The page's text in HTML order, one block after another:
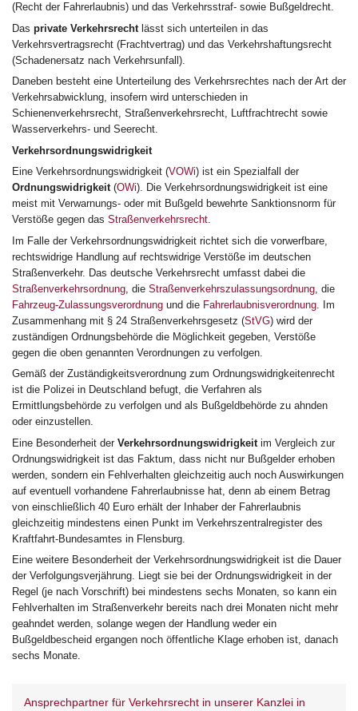
(Recht der Fahrerlaubnis) und das Verkehrsstraf- sowie Bußgeldrecht.
Das private Verkehrsrecht lässt sich unterteilen in das
Verkehrsvertragsrecht (Frachtvertrag) und das Verkehrshaftungsrecht
(Schadenersatz nach Verkehrsunfall).
Daneben besteht eine Unterteilung des Verkehrsrechtes nach der Art der
Verkehrsabwicklung, insofern wird unterschieden in
Schienenverkehrsrecht, Straßenverkehrsrecht, Luftfrachtrecht sowie
Wasserverkehrs- und Seerecht.
Verkehrsordnungswidrigkeit
Eine Verkehrsordnungswidrigkeit (VOWi) ist ein Spezialfall der
Ordnungswidrigkeit(OWi). Die Verkehrsordnungswidrigkeit ist eine
meist mit Verwarnungs- oder mit Bußgeld bewehrte Sanktionsnorm für
Verstöße gegen das Straßenverkehrsrecht.
Im Falle der Verkehrsordnungswidrigkeit richtet sich die vorwerfbare,
rechtswidrige Handlung auf rechtswidrige Verstöße im deutschen
Straßenverkehr. Das deutsche Verkehrsrecht umfasst dabei die
Straßenverkehrsordnung , die Straßenverkehrszulassungsordnung , die
Fahrzeug-Zulassungsverordnung und die Fahrerlaubnisverordnung . Im
Zusammenhang mit § 24 Straßenverkehrsgesetz (StVG) wird der
zuständigen Ordnungsbehörde die Möglichkeit gegeben, Verstöße
gegen die oben genannten Verordnungen zu verfolgen.
Gemäß der Zuständigkeitsverordnung zum Ordnungswidrigkeitenrecht
ist die Polizei in Deutschland befugt, die Verfahren als
Ermittlungsbehörde zu verfolgen und als Bußgeldbehörde zu ahnden
oder einzustellen.
Eine Besonderheit der Verkehrsordnungswidrigkeit im Vergleich zur
Ordnungswidrigkeit ist das Faktum, dass nicht nur Bußgelder erhoben
werden, sondern ein Fehlverhalten gleichzeitig auch noch Auswirkungen
auf eventuell vorhandene Fahrerlaubnisse hat, denn ab einem Betrag
von einschließlich 40 Euro erhält der Inhaber der Fahrerlaubnis
gleichzeitig mindestens einen Punkt im Verkehrszentralregister des
Kraftfahrt-Bundesamtes in Flensburg.
Eine weitere Besonderheit der Verkehrsordnungswidrigkeit ist die Dauer
der Verfolgungsverjährung. Liegt sie bei der Ordnungswidrigkeit in der
Regel (je nach Vorschrift) bei mindestens sechs Monaten, so kann ein
Fehlverhalten im Straßenverkehr bereits nach drei Monaten nicht mehr
geahndet werden, solange wegen der Handlung weder ein
Bußgeldbescheid ergangen noch öffentliche Klage erhoben ist, danach
sechs Monate.
Ansprechpartner für Verkehrsrecht in unserer Kanzlei in